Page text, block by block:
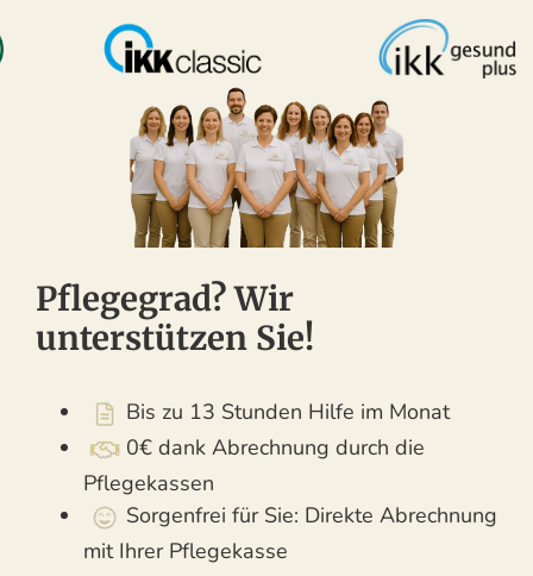
Pflegegrad? Wir
unterstützen Sie!
Bis zu 13 Stunden Hilfe im Monat
0€ dank Abrechnung durch die
Pflegekassen
Sorgenfrei für Sie: Direkte Abrechnung
mit Ihrer Pflegekasse